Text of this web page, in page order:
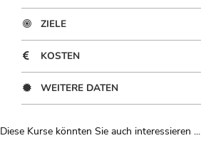
ZIELE
KOSTEN
WEITERE DATEN
Diese Kurse könnten Sie auch interessieren ...